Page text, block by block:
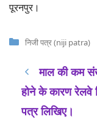
पूरनपुर।
Categories
निजी पत्र (niji patra)
माल की कम
होने के कारण रेलवे
पत्र लिखिए।